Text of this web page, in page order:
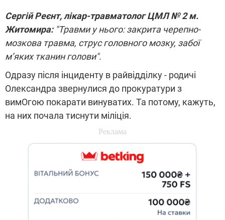
Сергій Реєнт, лікар-травматолог ЦМЛ № 2 м.
Житомира:"Травми у нього: закрита черепно-
мозкова травма, струс головного мозку, забої
м’яких тканин голови".
Одразу після інциденту в райвідділку - родичі
Олександра звернулися до прокуратури з
вимОгою покарати винуватих. Та потому, кажуть,
на них почала тиснути міліція.